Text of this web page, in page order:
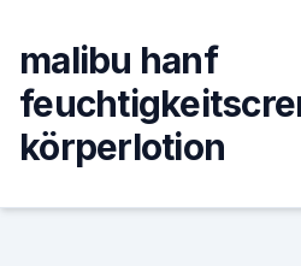
content
malibu hanf
körperlotion